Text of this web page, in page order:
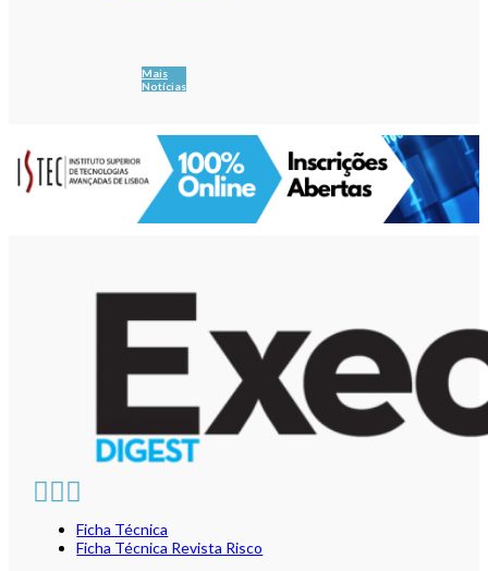
Mais
Notícias
Ficha Técnica
Ficha Técnica Revista Risco